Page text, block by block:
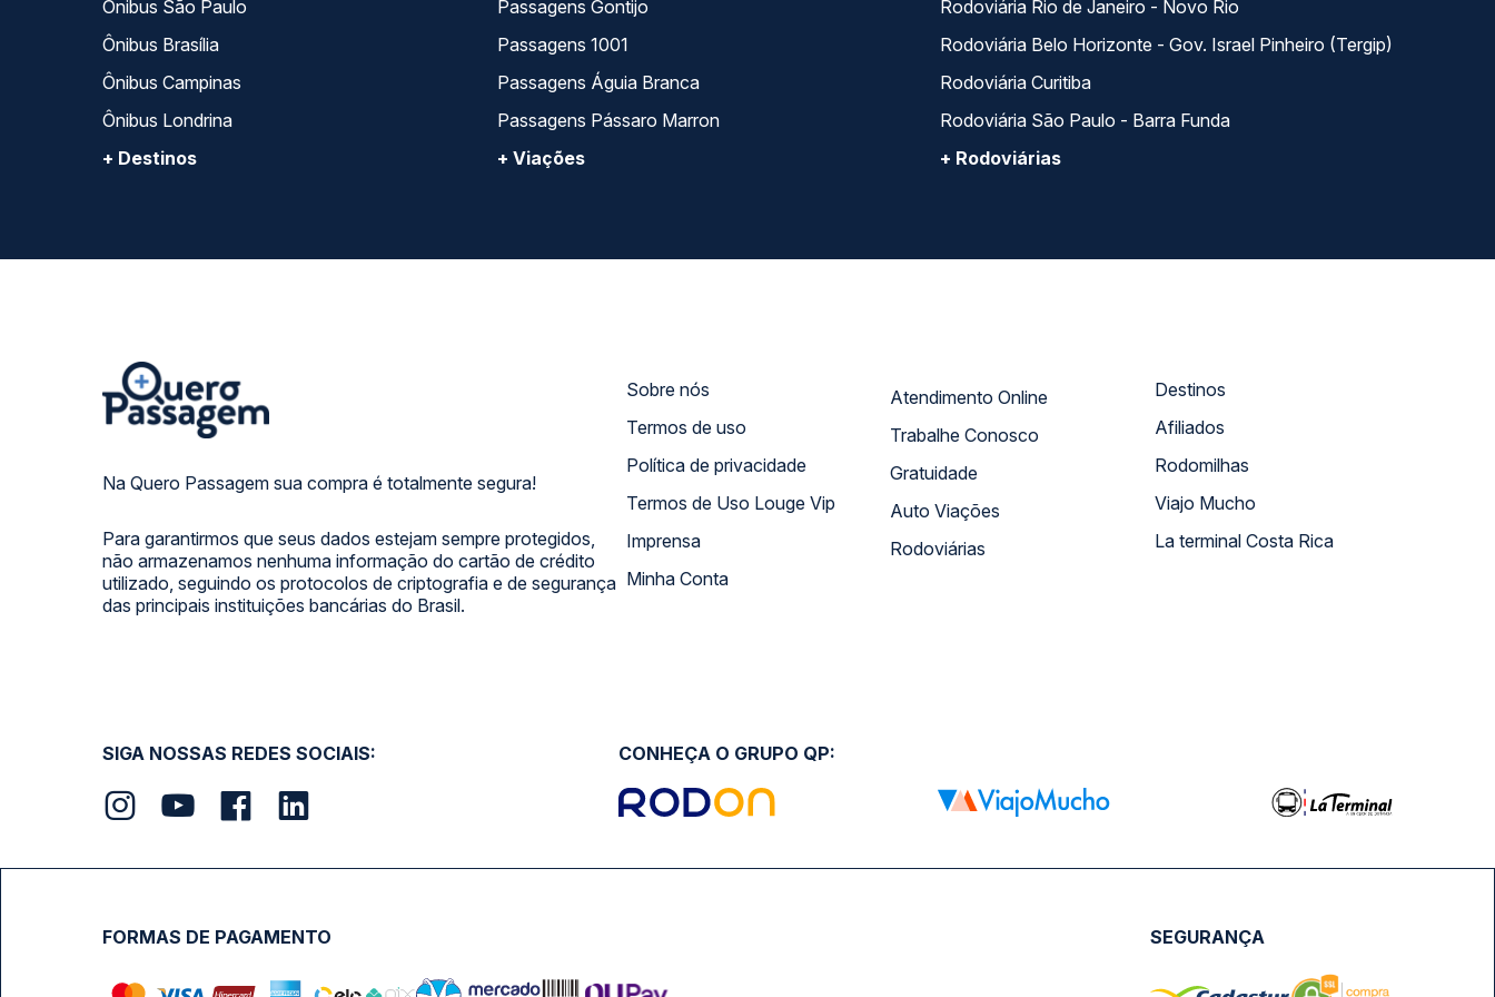
Ônibus São Paulo
Ônibus Brasília
Ônibus Campinas
Ônibus Londrina
+ Destinos
Passagens Gontijo
Passagens 1001
Passagens Águia Branca
Passagens Pássaro Marron
+ Viações
Rodoviária Rio de Janeiro - Novo Rio
Rodoviária Belo Horizonte - Gov. Israel Pinheiro (Tergip)
Rodoviária Curitiba
Rodoviária São Paulo - Barra Funda
+ Rodoviárias
Na Quero Passagem sua compra é totalmente segura!
Para garantirmos que seus dados estejam sempre protegidos,
não armazenamos nenhuma informação do cartão de crédito
utilizado, seguindo os protocolos de criptografia e de segurança
das principais instituições bancárias do Brasil.
Sobre nós
Termos de uso
Política de privacidade
Termos de Uso Louge Vip
Imprensa
Minha Conta
Atendimento Online
Trabalhe Conosco
Gratuidade
Auto Viações
Rodoviárias
Destinos
Afiliados
Rodomilhas
Viajo Mucho
La terminal Costa Rica
SIGA NOSSAS REDES SOCIAIS: CONHEÇA O GRUPO QP:
FORMAS DE PAGAMENTO SEGURANÇA